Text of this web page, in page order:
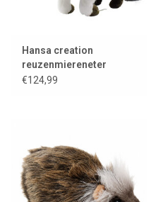
Hansa creation
reuzenmiereneter
€124,99